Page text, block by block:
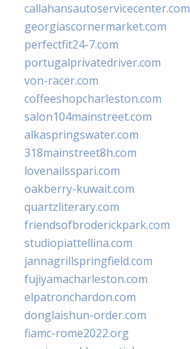
callahansautoservicecenter.com
georgiascornermarket.com
perfectfit24-7.com
portugalprivatedriver.com
von-racer.com
coffeeshopcharleston.com
salon104mainstreet.com
alkaspringswater.com
318mainstreet8h.com
lovenailsspari.com
oakberry-kuwait.com
quartzliterary.com
friendsofbroderickpark.com
studiopiattellina.com
jannagrillspringfield.com
fujiyamacharleston.com
elpatronchardon.com
donglaishun-order.com
fiamc-rome2022.org